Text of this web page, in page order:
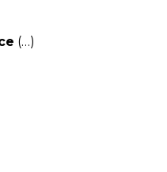
(…)